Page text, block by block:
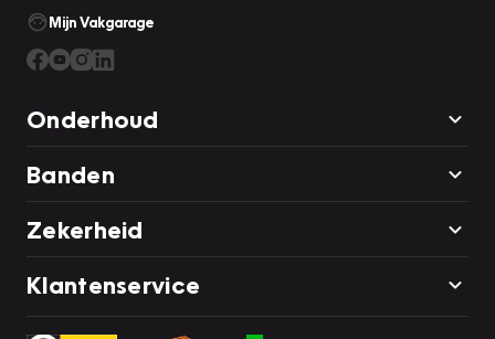
Mijn Vakgarage
Onderhoud
Banden
Zekerheid
Klantenservice